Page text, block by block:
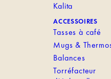
Kalita
ACCESSOIRES
Tasses à café
Mugs &
Balances
Torréfacteur